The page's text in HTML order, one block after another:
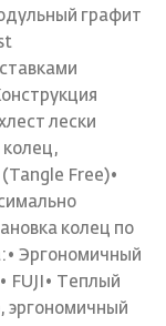
графит
лески
Free)•
колец по
Эргономичный
FUJI• Теплый
эргономичный